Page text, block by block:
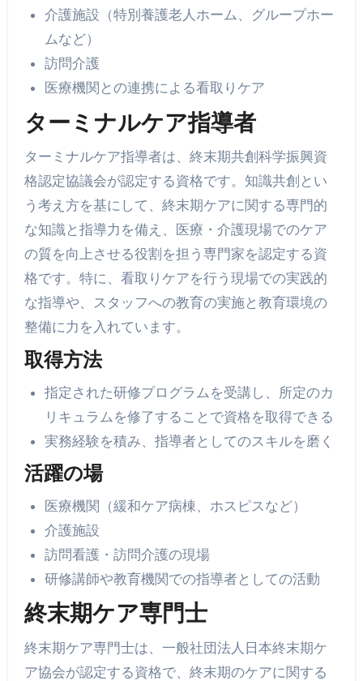
介護施設（特別養護老人ホーム、グループホー
ムなど）
訪問介護
医療機関との連携による看取りケア
ターミナルケア指導者
ターミナルケア指導者は、終末期共創科学振興資
格認定協議会が認定する資格です。知識共創とい
う考え方を基にして、終末期ケアに関する専門的
な知識と指導力を備え、医療・介護現場でのケア
の質を向上させる役割を担う専門家を認定する資
格です。特に、看取りケアを行う現場での実践的
な指導や、スタッフへの教育の実施と教育環境の
整備に力を入れています。
取得方法
指定された研修プログラムを受講し、所定のカ
リキュラムを修了することで資格を取得できる
実務経験を積み、指導者としてのスキルを磨く
活躍の場
医療機関（緩和ケア病棟、ホスピスなど）
介護施設
訪問看護・訪問介護の現場
研修講師や教育機関での指導者としての活動
終末期ケア専門士
終末期ケア専門士は、一般社団法人日本終末期ケ
ア協会が認定する資格で、終末期のケアに関する